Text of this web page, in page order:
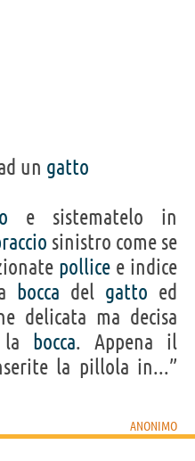
un gatto
e sistematelo in
sinistro come se
pollice e indice
bocca del gatto ed
delicata ma decisa
bocca. Appena il
la pillola in...”
ANONIMO